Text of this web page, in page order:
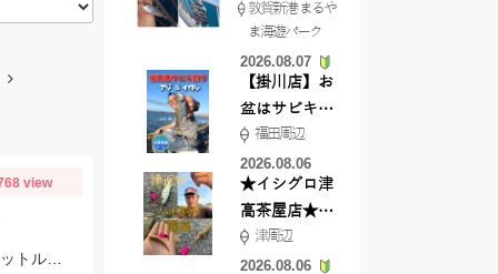
view
♪ イシグロ彦
根店
敦賀新港 まるや
ま海遊パーク
2026.08.07
【掛川店】お
盆はサビキ釣
りいきません
か?
福田周辺
2026.08.06
★イシグロ津
高茶屋店★津
近郊ハゼ釣れ
てます！
津周辺
2026.08.06